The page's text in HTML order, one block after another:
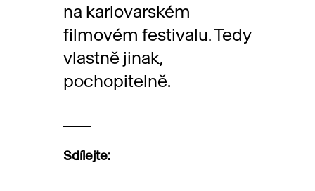
na karlovarském
filmovém festivalu. Tedy
vlastně jinak,
pochopitelně.
Sdílejte: